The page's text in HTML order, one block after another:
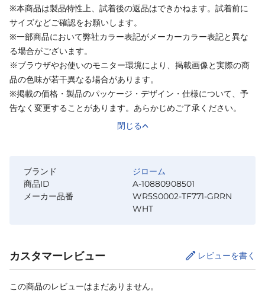
※本商品は製品特性上、試着後の返品はできかねます。試着前に
サイズなどご確認をお願いします。
※一部商品において弊社カラー表記がメーカーカラー表記と異な
る場合がございます。
※ブラウザやお使いのモニター環境により、掲載画像と実際の商
品の色味が若干異なる場合があります。
※掲載の価格・製品のパッケージ・デザイン・仕様について、予
告なく変更することがあります。あらかじめご了承ください。
閉じる
ブランド
ジローム
商品ID
A-10880908501
メーカー品番
WR5S0002-TF771-GRRN
WHT
カスタマーレビュー レビューを書く
この商品のレビューはまだありません。